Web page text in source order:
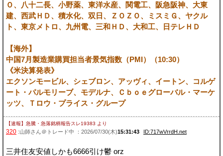
Ｏ、八十二長、小野薬、東洋水産、関電工、阪急阪神、大東
建、西武ＨＤ、積水化、双日、ＺＯＺＯ、ミスミＧ、ヤクル
ト、東京メトロ、九州電、三和ＨＤ、大和工、日テレＨＤ
【海外】
中国7月製造業購買担当者景気指数（PMI）（10:30）
《米決算発表》
エクソンモービル、シェブロン、アッヴィ、イートン、コルゲ
ート・パルモリーブ、モデルナ、Ｃｂｏｅグローバル・マーケ
ッツ、Ｔロウ・プライス・グループ
【速報】急騰・急落銘柄報告スレ19383 より
320 :山師さん＠トレード中 ：2026/07/30(木)15:31:43 ID:717wVrrdH.net
三井住友安値しかも6666引け鬱 orz